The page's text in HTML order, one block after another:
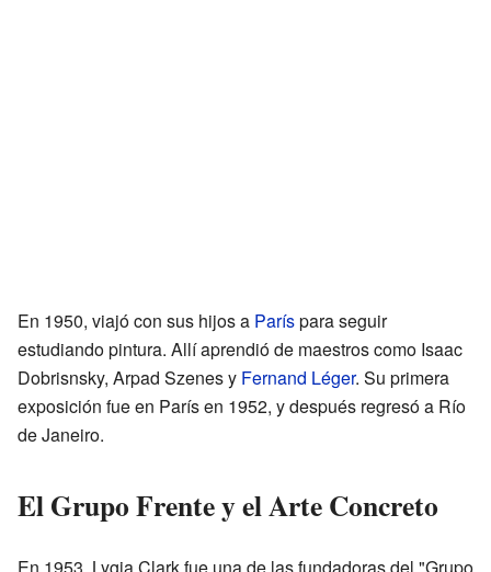
En 1950, viajó con sus hijos a Paríspara seguir
estudiando pintura. Allí aprendió de maestros como Isaac
Dobrisnsky, Arpad Szenes y Fernand Léger. Su primera
exposición fue en París en 1952, y después regresó a Río
de Janeiro.
El Grupo Frente y el Arte Concreto